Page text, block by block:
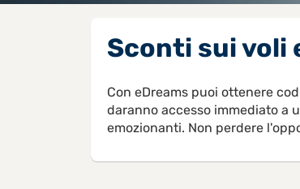
Sconti sui voli
Con eDreams puoi ottenere
daranno accesso immediato a
emozionanti. Non perdere